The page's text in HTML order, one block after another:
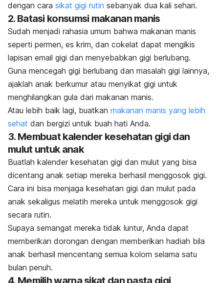
dengan cara sikat gigi rutin sebanyak dua kali sehari.
2. Batasi konsumsi makanan manis
Sudah menjadi rahasia umum bahwa makanan manis
seperti permen, es krim, dan cokelat dapat mengikis
lapisan email gigi dan menyebabkan gigi berlubang.
Guna mencegah gigi berlubang dan masalah gigi lainnya,
ajaklah anak berkumur atau menyikat gigi untuk
menghilangkan gula dari makanan manis.
Atau lebih baik lagi, buatkan makanan manis yang lebih
sehat dan bergizi untuk buah hati Anda.
3. Membuat kalender kesehatan gigi dan
mulut untuk anak
Buatlah kalender kesehatan gigi dan mulut yang bisa
dicentang anak setiap mereka berhasil menggosok gigi.
Cara ini bisa menjaga kesehatan gigi dan mulut pada
anak sekaligus melatih mereka untuk menggosok gigi
secara rutin.
Supaya semangat mereka tidak luntur, Anda dapat
memberikan dorongan dengan memberikan hadiah bila
anak berhasil mencentang semua kolom selama satu
bulan penuh.
4. Memilih warna sikat dan pasta gigi